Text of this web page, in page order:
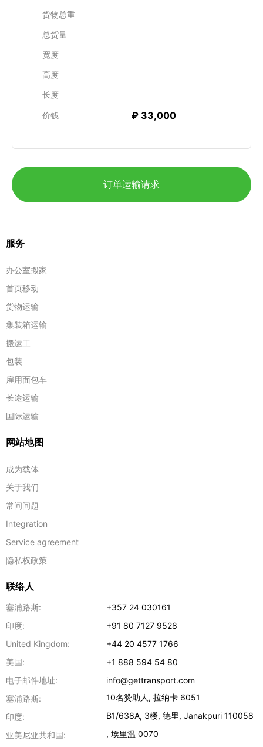
货物总重
总货量
宽度
高度
长度
价钱 ₽ 33,000
订单运输请求
服务
办公室搬家
首页移动
货物运输
集装箱运输
搬运工
包装
雇用面包车
长途运输
国际运输
网站地图
成为载体
关于我们
常问问题
Integration
Service agreement
隐私权政策
联络人
塞浦路斯:
+357 24 030161
印度:
+91 80 7127 9528
United Kingdom:
+44 20 4577 1766
美国:
+1 888 594 54 80
电子邮件地址:
info@gettransport.com
塞浦路斯:
10名赞助人 ,拉纳卡 6051
印度:
B1/638A, 3楼,德里,Janakpuri 110058
亚美尼亚共和国:
,埃里温 0070